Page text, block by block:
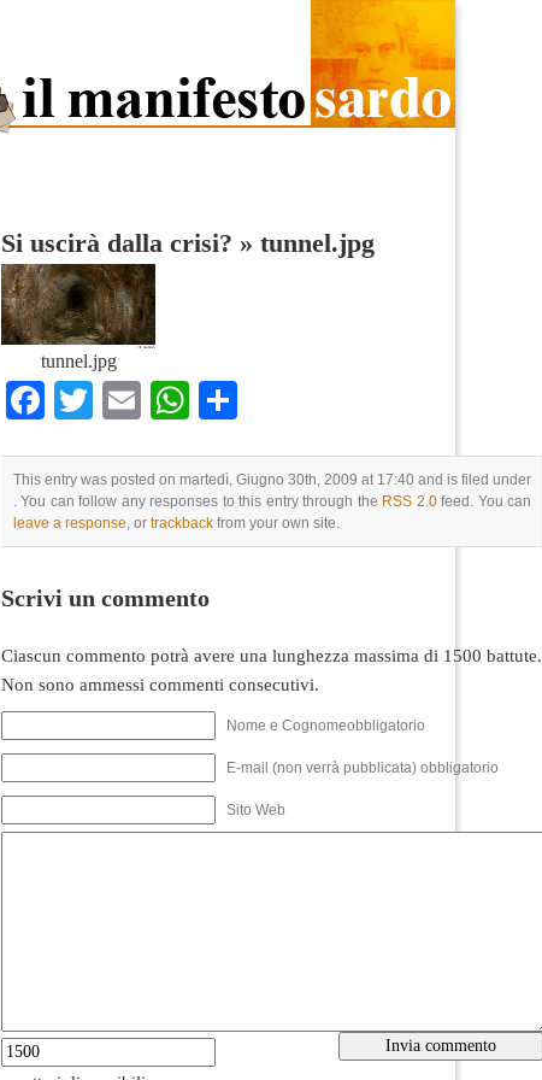
Si uscirà dalla crisi? » tunnel.jpg
tunnel.jpg
Facebook
TwitterEmailWhatsApp
This entry was posted on martedì, Giugno 30th, 2009 at 17:40 and is filed under
. You can follow any responses to this entry through the RSS 2.0feed. You can
leave a response, or trackback from your own site.
Scrivi un commento
Ciascun commento potrà avere una lunghezza massima di 1500 battute.
Non sono ammessi commenti consecutivi.
Nome e Cognomeobbligatorio
E-mail (non verrà pubblicata) obbligatorio
Sito Web